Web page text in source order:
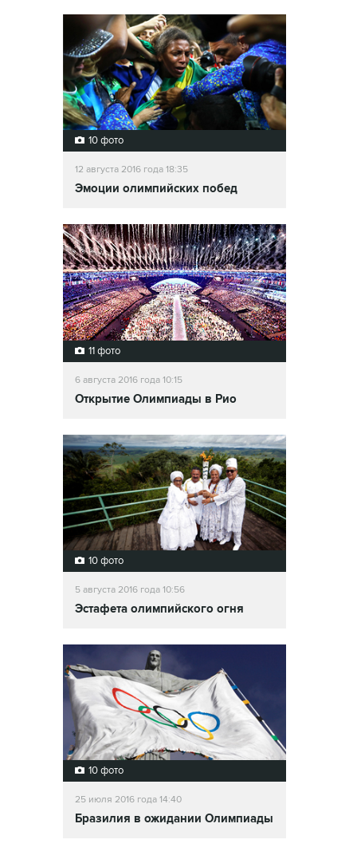
10 фото
12 августа 2016 года 18:35
Эмоции олимпийских побед
11 фото
6 августа 2016 года 10:15
Открытие Олимпиады в Рио
10 фото
5 августа 2016 года 10:56
Эстафета олимпийского огня
10 фото
25 июля 2016 года 14:40
Бразилия в ожидании Олимпиады